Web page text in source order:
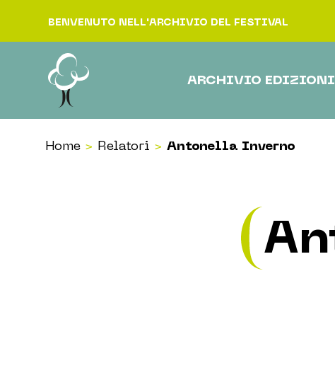
BENVENUTO NELL'ARCHIVIO DEL FESTIVAL
ARCHIVIO
Home > Relatori > Antonella Inverno